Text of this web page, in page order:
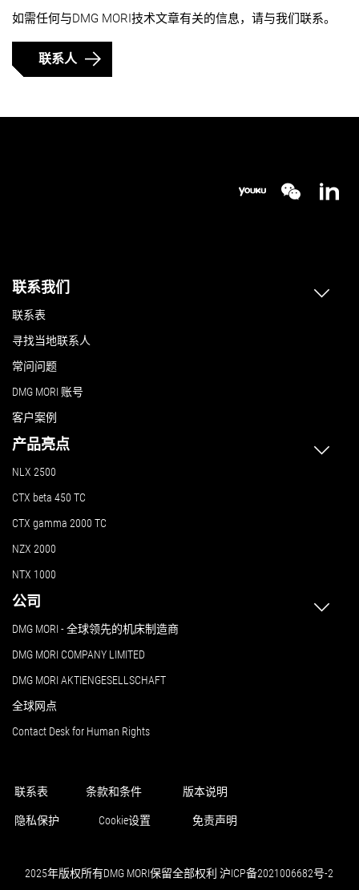
如需任何与DMG MORI技术文章有关的信息，请与我们联系。
联系人
联系我们
联系表
寻找当地联系人
常问问题
DMG MORI 账号
客户案例
产品亮点
NLX 2500
CTX beta 450 TC
CTX gamma 2000 TC
NZX 2000
NTX 1000
公司
DMG MORI - 全球领先的机床制造商
DMG MORI COMPANY LIMITED
DMG MORI AKTIENGESELLSCHAFT
全球网点
Contact Desk for Human Rights
联系表 条款和条件 版本说明
隐私保护 Cookie设置 免责声明
2025年版权所有DMG MORI保留全部权利 沪ICP备2021006682号-2